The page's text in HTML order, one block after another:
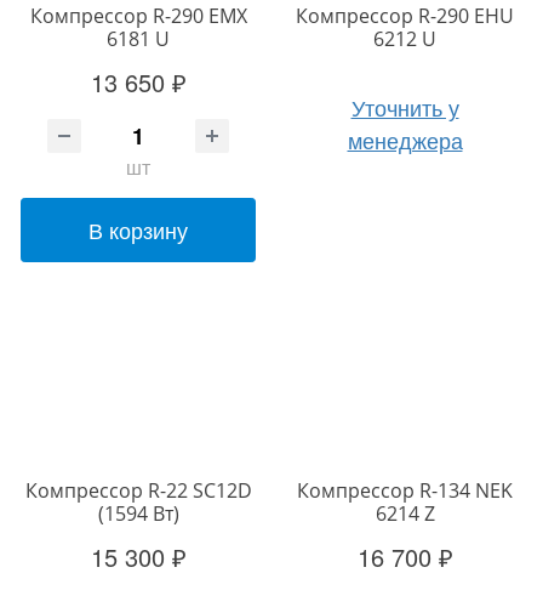
Компрессор R-290 EMX
6181 U
13 650 ₽
шт
В корзину
Компрессор R-290 EHU
6212 U
Уточнить у
менеджера
Компрессор R-22 SC12D
(1594 Вт)
15 300 ₽
Компрессор R-134 NEK
6214 Z
16 700 ₽